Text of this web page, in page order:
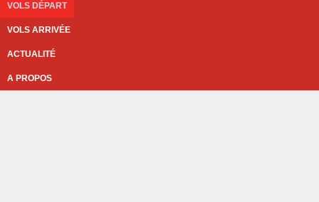
VOLS DÉPART
VOLS ARRIVÉE
ACTUALITÉ
A PROPOS